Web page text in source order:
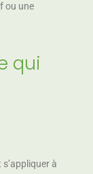
ou une
qui
à